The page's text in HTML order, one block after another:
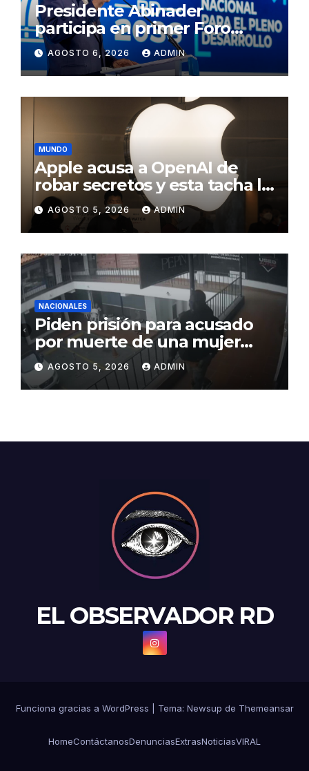
Presidente Abinader
participa en primer Foro
Meta RD 2036 con miras a
impulsar el crecimiento
económico, fortalecer las
instituciones y elevar la
productividad
AGOSTO 6, 2026 ADMIN
MUNDO
Apple acusa a OpenAI de
robar secretos y esta tacha la
demanda de «agresiva y
personal»
AGOSTO 5, 2026 ADMIN
NACIONALES
Piden prisión para acusado
por muerte de una mujer
durante intento de robo en
plaza comercial en Piantini
AGOSTO 5, 2026 ADMIN
EL OBSERVADOR RD
Funciona gracias a WordPress Tema: Newsup de Themeansar
HomeContáctanosDenunciasExtrasNoticiasVIRAL